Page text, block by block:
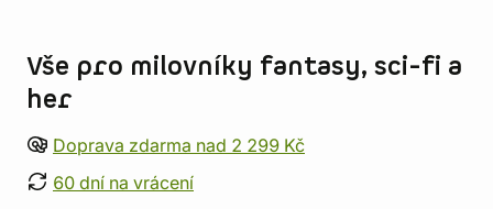
Vše pro milovníky fantasy, sci-fi a
her
Doprava zdarma nad 2 299 Kč
60 dní na vrácení